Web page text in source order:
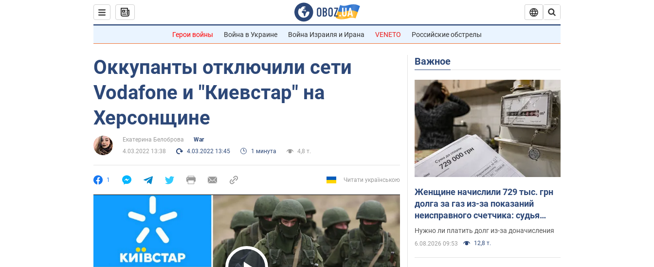
Герои войны Война в Украине Война Израиля и Ирана VENETO Российские обстрелы
Оккупанты отключили сети
Vodafone и "Киевстар" на
Херсонщине
Екатерина Белоброва
War
4.03.2022 13:38
4.03.2022 13:45 1 минута 4,8 т.
1 Читати українською
Важное
Женщине начислили 729 тыс. грн
долга за газ из-за показаний
неисправного счетчика: судья
вынес неожиданное решение
Нужно ли платить долг из-за доначисления
6.08.2026 09:53 12,8 т.